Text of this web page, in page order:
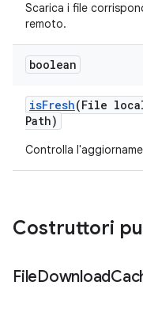
Scarica i file
remoto.
boolean
isFresh(File
Path)
Controlla
Costruttori
FileDownload